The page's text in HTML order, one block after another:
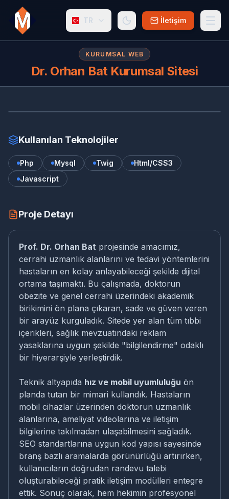
TR İletişim
KURUMSAL WEB
Dr. Orhan Bat Kurumsal Sitesi
DR
Kullanılan Teknolojiler
Php Mysql Twig
Html/CSS3
Javascript
Proje Detayı
Prof. Dr. Orhan Bat projesinde amacımız,
cerrahi uzmanlık alanlarını ve tedavi yöntemlerini
hastaların en kolay anlayabileceği şekilde dijital
ortama taşımaktı. Bu çalışmada, doktorun
obezite ve genel cerrahi üzerindeki akademik
birikimini ön plana çıkaran, sade ve güven veren
bir arayüz kurguladık. Sitede yer alan tüm tıbbi
içerikleri, sağlık mevzuatındaki reklam
yasaklarına uygun şekilde "bilgilendirme" odaklı
bir hiyerarşiyle yerleştirdik.
Teknik altyapıda hız ve mobil uyumluluğu ön
planda tutan bir mimari kullandık. Hastaların
mobil cihazlar üzerinden doktorun uzmanlık
alanlarına, ameliyat videolarına ve iletişim
bilgilerine takılmadan ulaşabilmesini sağladık.
SEO standartlarına uygun kod yapısı sayesinde
branş bazlı aramalarda görünürlüğü artırırken,
kullanıcıların doğrudan randevu talebi
oluşturabileceği pratik iletişim modülleri entegre
ettik. Sonuç olarak, hem hekimin profesyonel